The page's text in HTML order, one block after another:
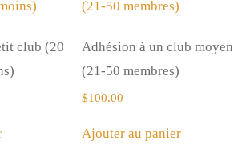
club (20
Adhésion à un club moyen
(21-50 membres)
$100.00
Ajouter au panier